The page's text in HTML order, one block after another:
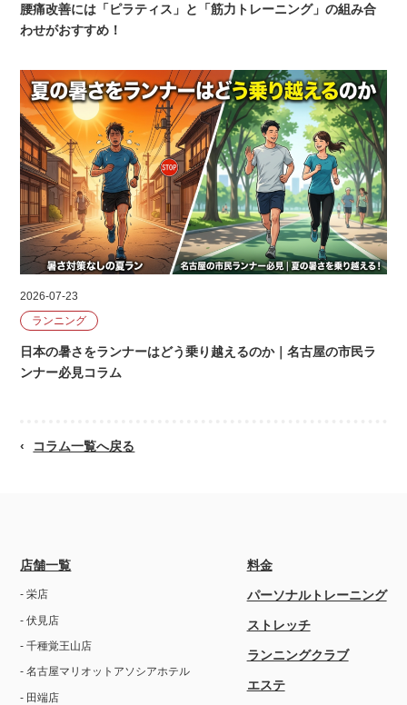
腰痛改善には「ピラティス」と「筋力トレーニング」の組み合
わせがおすすめ！
2026-07-23
ランニング
日本の暑さをランナーはどう乗り越えるのか｜名古屋の市民ラ
ンナー必見コラム
コラム一覧へ戻る
店舗一覧
- 栄店
- 伏見店
- 千種覚王山店
- 名古屋マリオットアソシアホテル
- 田端店
料金
パーソナルトレーニング
ストレッチ
ランニングクラブ
エステ